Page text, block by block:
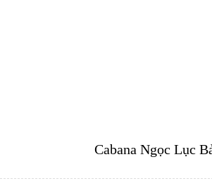
Cabana Ngọc Lục